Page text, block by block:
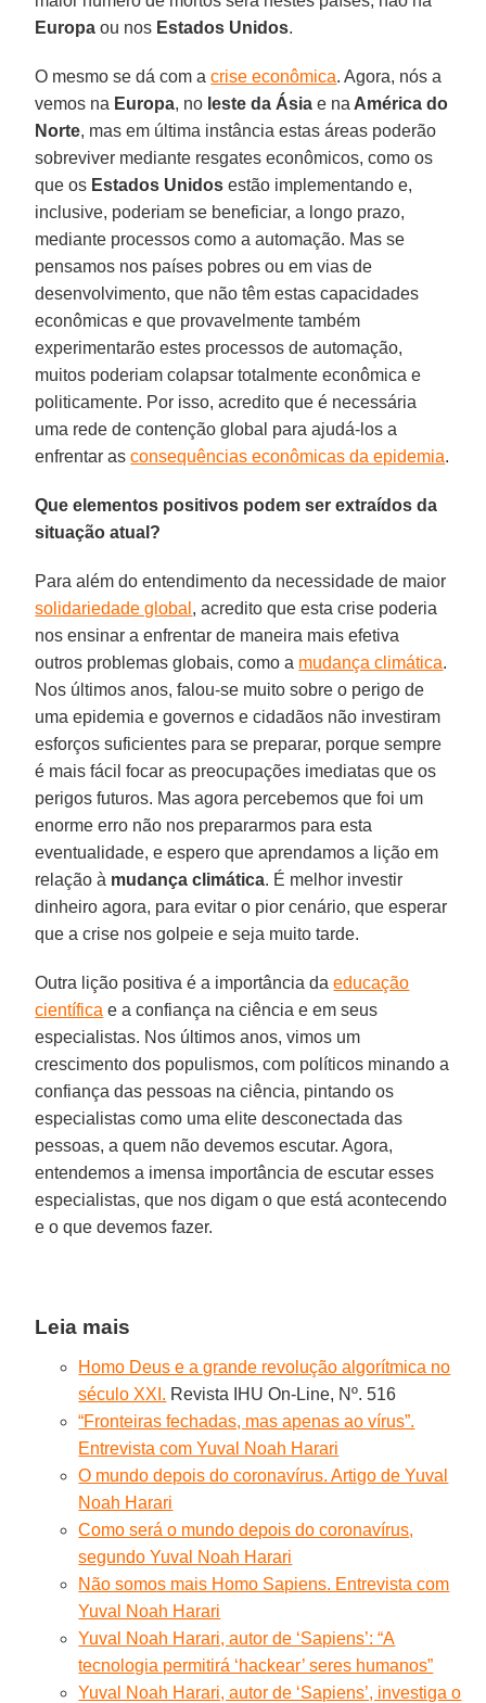
Europa ou nos Estados Unidos.
O mesmo se dá com acrise econômica. Agora, nós a
vemos na Europa, no leste da Ásia e na América do
Norte, mas em última instância estas áreas poderão
sobreviver mediante resgates econômicos, como os
que os Estados Unidos estão implementando e,
inclusive, poderiam se beneficiar, a longo prazo,
mediante processos como a automação. Mas se
pensamos nos países pobres ou em vias de
desenvolvimento, que não têm estas capacidades
econômicas e que provavelmente também
experimentarão estes processos de automação,
muitos poderiam colapsar totalmente econômica e
politicamente. Por isso, acredito que é necessária
uma rede de contenção global para ajudá-los a
enfrentar asconsequências econômicas da epidemia.
Que elementos positivos podem ser extraídos da
situação atual?
Para além do entendimento da necessidade de maior
solidariedade global , acredito que esta crise poderia
nos ensinar a enfrentar de maneira mais efetiva
outros problemas globais, como a mudança climática.
Nos últimos anos, falou-se muito sobre o perigo de
uma epidemia e governos e cidadãos não investiram
esforços suficientes para se preparar, porque sempre
é mais fácil focar as preocupações imediatas que os
perigos futuros. Mas agora percebemos que foi um
enorme erro não nos prepararmos para esta
eventualidade, e espero que aprendamos a lição em
relação à mudança climática. É melhor investir
dinheiro agora, para evitar o pior cenário, que esperar
que a crise nos golpeie e seja muito tarde.
Outra lição positiva é a importância daeducação
científica e a confiança na ciência e em seus
especialistas. Nos últimos anos, vimos um
crescimento dos populismos, com políticos minando a
confiança das pessoas na ciência, pintando os
especialistas como uma elite desconectada das
pessoas, a quem não devemos escutar. Agora,
entendemos a imensa importância de escutar esses
especialistas, que nos digam o que está acontecendo
e o que devemos fazer.
Leia mais
Homo Deus e a grande revolução algorítmica no
século XXI. Revista IHU On-Line, Nº. 516
“Fronteiras fechadas, mas apenas ao vírus”.
Entrevista com Yuval Noah Harari
O mundo depois do coronavírus. Artigo de Yuval
Noah Harari
Como será o mundo depois do coronavírus,
segundo Yuval Noah Harari
Não somos mais Homo Sapiens. Entrevista com
Yuval Noah Harari
Yuval Noah Harari, autor de ‘Sapiens’: “A
tecnologia permitirá ‘hackear’ seres humanos”
Yuval Noah Harari, autor de ‘Sapiens’, investiga o